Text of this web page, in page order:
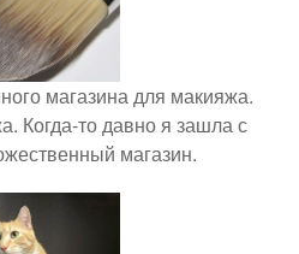
магазина для макияжа.
Когда-то давно я зашла с
магазин.